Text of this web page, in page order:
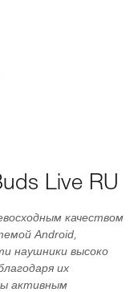
Live RU
качеством
Android,
наушники высоко
их
активным